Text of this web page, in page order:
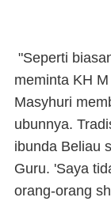
"Seperti
meminta KH
Masyhuri
ubunnya.
ibunda Beliau
Guru. 'Saya
orang-orang